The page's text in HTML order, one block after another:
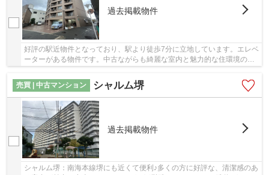
過去掲載物件
好評の駅近物件となっており、駅より徒歩7分に立地しています。エレベ
ーターがある物件です。中古ながらも綺麗な室内と魅力的な住環境のマ
売買 | 中古マンション
シャルム堺
過去掲載物件
シャルム堺：南海本線堺にも近くて便利♪多くの方に好評な、清潔感のあ